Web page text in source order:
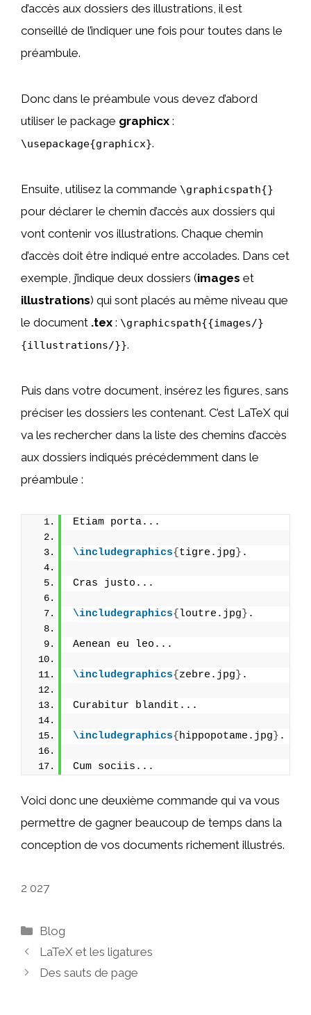
d’accès aux dossiers des illustrations, il est
conseillé de l’indiquer une fois pour toutes dans le
préambule.
Donc dans le préambule vous devez d’abord
utiliser le package graphicx :
\usepackage{graphicx}.
Ensuite, utilisez la commande \graphicspath{}
pour déclarer le chemin d’accès aux dossiers qui
vont contenir vos illustrations. Chaque chemin
d’accès doit être indiqué entre accolades. Dans cet
exemple, j’indique deux dossiers (images et
illustrations) qui sont placés au même niveau que
le document .tex : \graphicspath{{images/}
{illustrations/}}.
Puis dans votre document, insérez les figures, sans
préciser les dossiers les contenant. C’est LaTeX qui
va les rechercher dans la liste des chemins d’accès
aux dossiers indiqués précédemment dans le
préambule :
Etiam porta...
\includegraphics{ tigre.jpg } .
Cras justo...
\includegraphics{ loutre.jpg } .
Aenean eu leo...
\includegraphics{ zebre.jpg } .
Curabitur blandit...
\includegraphics{ hippopotame.jpg } .
Cum sociis...
Voici donc une deuxième commande qui va vous
permettre de gagner beaucoup de temps dans la
conception de vos documents richement illustrés.
2 027
Catégories
Blog
LaTeX et les ligatures
Des sauts de page